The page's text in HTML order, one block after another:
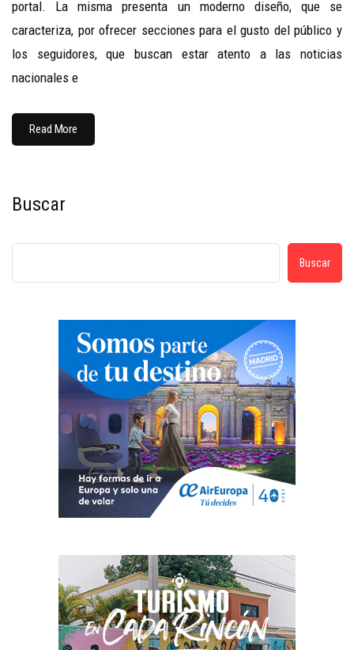
portal. La misma presenta un moderno diseño, que se
caracteriza, por ofrecer secciones para el gusto del público y
los seguidores, que buscan estar atento a las noticias
nacionales e
Read More
Buscar
Buscar